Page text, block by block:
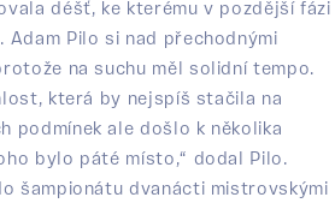
déšť, ke kterému v pozdější fázi
Adam Pilo si nad přechodnými
na suchu měl solidní tempo.
která by nejspíš stačila na
podmínek ale došlo k několika
bylo páté místo,“ dodal Pilo.
šampionátu dvanácti mistrovskými